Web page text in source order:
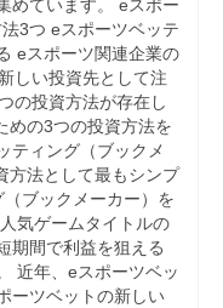
めています。 eスポー
3つ eスポーツベッテ
eスポーツ関連企業の
しい投資先として注
の投資方法が存在し
めの3つの投資方法を
ティング（ブックメ
方法として最もシンプ
ブックメーカー）を
気ゲームタイトルの
期間で利益を狙える
近年、eスポーツベッ
ーツベットの新しい